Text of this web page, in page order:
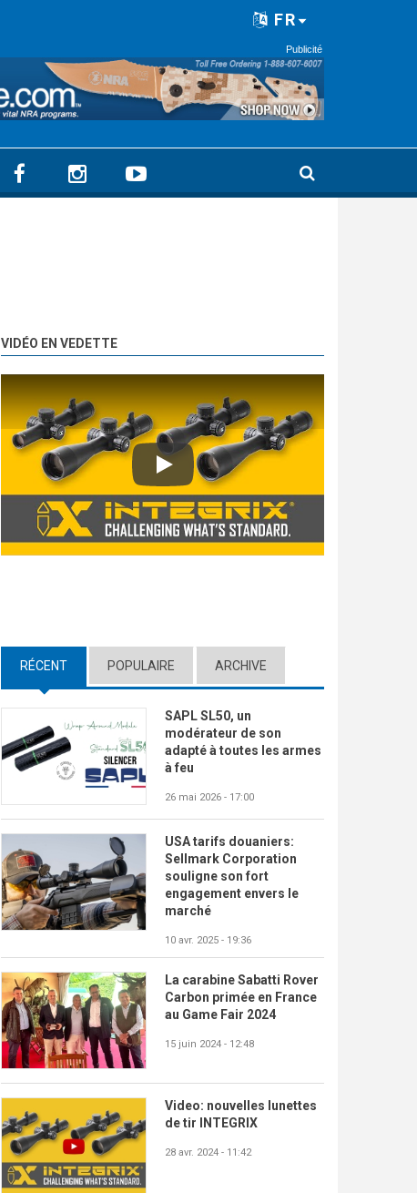
FR
Publicité
VIDÉO EN VEDETTE
Play
RÉCENT (ACTIVE TAB)
POPULAIRE ARCHIVE
SAPL SL50, un
modérateur de son
adapté à toutes les armes
à feu
26 mai 2026 - 17:00
USA tarifs douaniers:
Sellmark Corporation
souligne son fort
engagement envers le
marché
10 avr. 2025 - 19:36
La carabine Sabatti Rover
Carbon primée en France
au Game Fair 2024
15 juin 2024 - 12:48
Video: nouvelles lunettes
de tir INTEGRIX
28 avr. 2024 - 11:42